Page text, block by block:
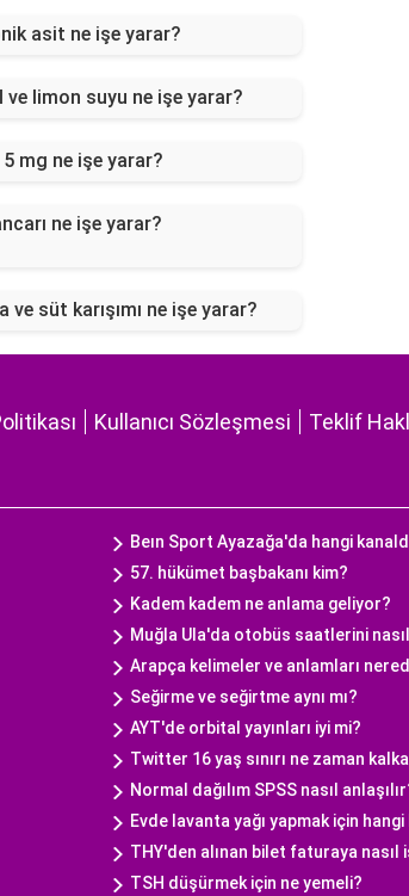
asit ne işe yarar?
ve limon suyu ne işe yarar?
mg ne işe yarar?
ne işe yarar?
ve süt karışımı ne işe yarar?
Kullanıcı Sözleşmesi Teklif
Beın Sport Ayazağa'da hangi
57. hükümet başbakanı kim?
Kadem kadem ne anlama geliyor?
Muğla Ula'da otobüs saatlerini
Arapça kelimeler ve anlamları
Seğirme ve seğirtme aynı mı?
AYT'de orbital yayınları iyi mi?
Twitter 16 yaş sınırı ne zaman
Normal dağılım SPSS nasıl
Evde lavanta yağı yapmak için
THY'den alınan bilet faturaya nasıl
TSH düşürmek için ne yemeli?